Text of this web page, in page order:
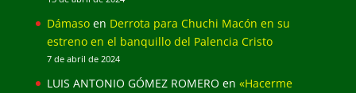
Dámasoen Derrota para Chuchi Macón en su
estreno en el banquillo del Palencia Cristo
7 de abril de 2024
LUIS ANTONIO GÓMEZ ROMERO en «Hacerme